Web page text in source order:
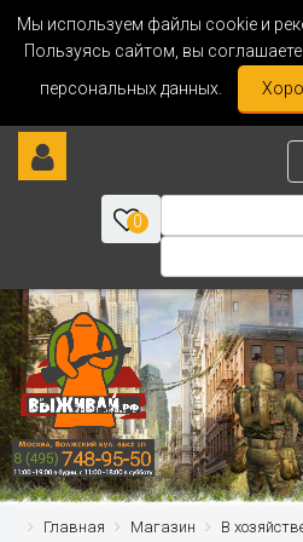
Мы используем файлы cookie и
Пользуясь сайтом, вы
персональных данных.
0
Главная Магазин В